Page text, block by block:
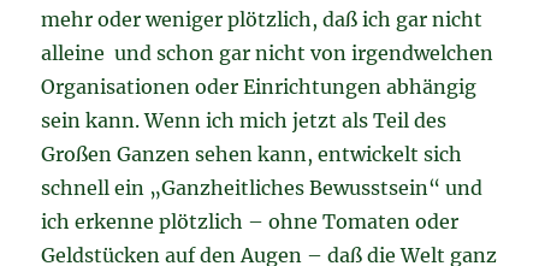
mehr oder weniger plötzlich, daß ich gar nicht
alleine und schon gar nicht von irgendwelchen
Organisationen oder Einrichtungen abhängig
sein kann. Wenn ich mich jetzt als Teil des
Großen Ganzen sehen kann, entwickelt sich
schnell ein „Ganzheitliches Bewusstsein“ und
ich erkenne plötzlich – ohne Tomaten oder
Geldstücken auf den Augen – daß die Welt ganz